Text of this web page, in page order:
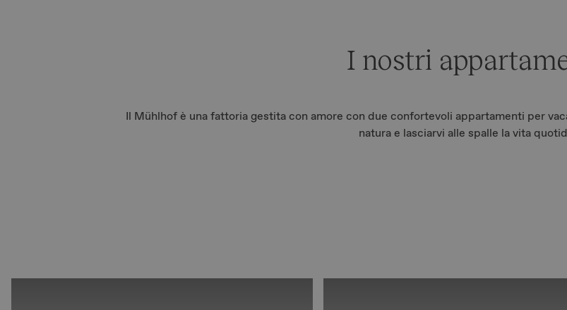
I nostri
Il Mühlhof è una fattoria gestita con amore con due confortevoli appartamenti per
natura e lasciarvi alle spalle la vita